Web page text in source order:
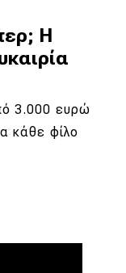
Η
3.000 ευρώ
κάθε φίλο